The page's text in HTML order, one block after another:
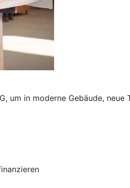
um in moderne Gebäude,